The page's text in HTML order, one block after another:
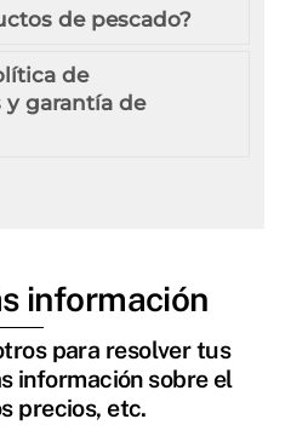
de pescado?
de
garantía de
información
para resolver tus
información sobre el
precios, etc.